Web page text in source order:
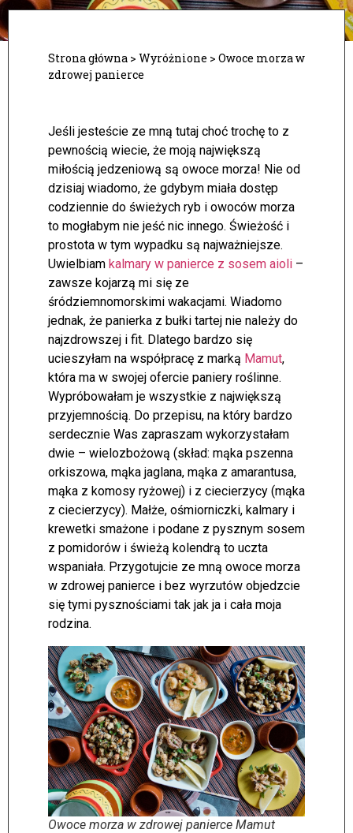
Strona główna > Wyróżnione > Owoce morza w
zdrowej panierce
Jeśli jesteście ze mną tutaj choć trochę to z
pewnością wiecie, że moją największą
miłością jedzeniową są owoce morza! Nie od
dzisiaj wiadomo, że gdybym miała dostęp
codziennie do świeżych ryb i owoców morza
to mogłabym nie jeść nic innego. Świeżość i
prostota w tym wypadku są najważniejsze.
Uwielbiam kalmary w panierce z sosem aioli –
zawsze kojarzą mi się ze
śródziemnomorskimi wakacjami. Wiadomo
jednak, że panierka z bułki tartej nie należy do
najzdrowszej i fit. Dlatego bardzo się
ucieszyłam na współpracę z marką Mamut,
która ma w swojej ofercie paniery roślinne.
Wypróbowałam je wszystkie z największą
przyjemnością. Do przepisu, na który bardzo
serdecznie Was zapraszam wykorzystałam
dwie – wielozbożową (skład: mąka pszenna
orkiszowa, mąka jaglana, mąka z amarantusa,
mąka z komosy ryżowej) i z ciecierzycy (mąka
z ciecierzycy). Małże, ośmiorniczki, kalmary i
krewetki smażone i podane z pysznym sosem
z pomidorów i świeżą kolendrą to uczta
wspaniała. Przygotujcie ze mną owoce morza
w zdrowej panierce i bez wyrzutów objedzcie
się tymi pysznościami tak jak ja i cała moja
rodzina.
Owoce morza w zdrowej panierce Mamut